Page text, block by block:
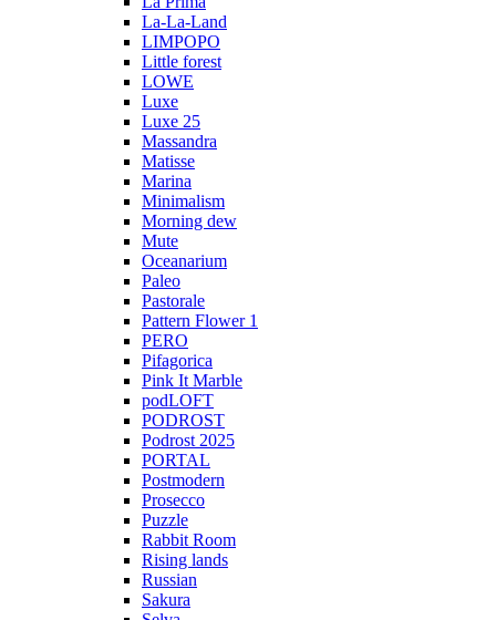
La-La-Land
LIMPOPO
Little forest
LOWE
Luxe
Luxe 25
Massandra
Matisse
Marina
Minimalism
Morning dew
Mute
Oceanarium
Paleo
Pastorale
Pattern Flower 1
PERO
Pifagorica
Pink It Marble
podLOFT
PODROST
Podrost 2025
PORTAL
Postmodern
Prosecco
Puzzle
Rabbit Room
Rising lands
Russian
Sakura